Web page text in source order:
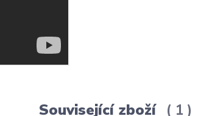
Související zboží 1